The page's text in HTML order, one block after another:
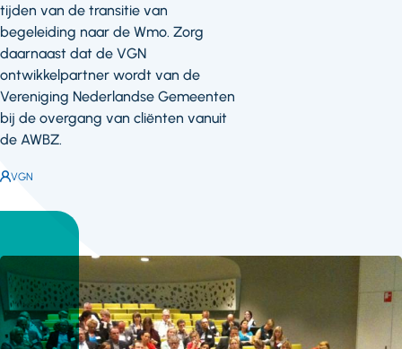
tijden van de transitie van
begeleiding naar de Wmo. Zorg
daarnaast dat de VGN
ontwikkelpartner wordt van de
Vereniging Nederlandse Gemeenten
bij de overgang van cliënten vanuit
de AWBZ.
Auteur:
VGN